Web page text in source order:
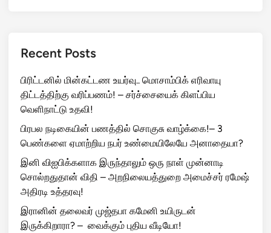
Recent Posts
பிரிட்டனில் மின்கட்டண உயர்வு.. மொசாம்பிக் எரிவாயு
திட்டத்திற்கு வரிப்பணம்! – சர்ச்சையைக் கிளப்பிய
வெளிநாட்டு உதவி!
பிரபல நடிகையின் பணத்தில் சொகுசு வாழ்க்கை!– 3
பெண்களை ஏமாற்றிய நபர் உண்மையிலேயே அனாதையா?
இனி விஐபிக்களாக இருந்தாலும் ஒரு நாள் முன்னாடி
சொல்றதுதான் விதி – அறநிலையத்துறை அமைச்சர் ரமேஷ்
அதிரடி உத்தரவு!
இரானின் தலைவர் முஜ்தபா கமேனி உயிருடன்
இருக்கிறாரா? – வைக்கும் புதிய வீடியோ!